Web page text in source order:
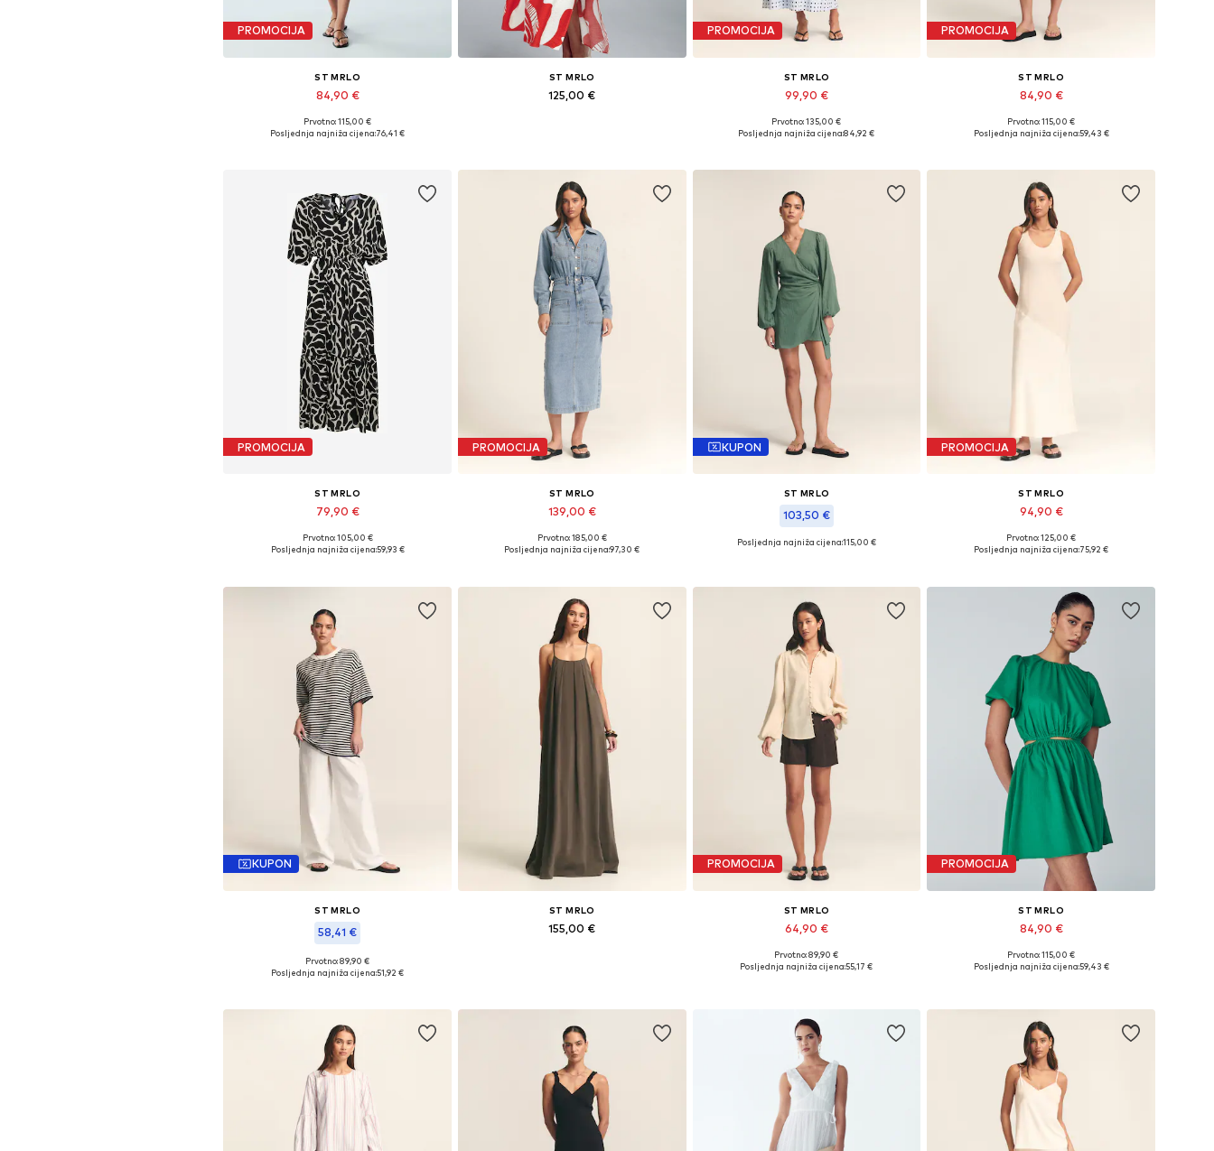
PROMOCIJA
ST MRLO
84,90 €
Dostupne veličine: 36, 38, 40, 44
Prvotno: 115,00 €
Posljednja najniža cijena:76,41 €
ST MRLO
125,00 €
PROMOCIJA
ST MRLO
99,90 €
Dostupne veličine: 34, 36, 38, 40, 46
Prvotno: 135,00 €
Posljednja najniža cijena:84,92 €
PROMOCIJA
ST MRLO
84,90 €
Dostupne veličine: XS, S, M, L, XXXL
Prvotno: 115,00 €
Posljednja najniža cijena:59,43 €
PROMOCIJA
ST MRLO
79,90 €
Dostupne veličine: 34, 38, 40, 42, 44, 46
Prvotno: 105,00 €
Posljednja najniža cijena:59,93 €
PROMOCIJA
ST MRLO
139,00 €
Dostupne veličine: 34, 36, 38, 40, 42, 44
Prvotno: 185,00 €
Posljednja najniža cijena:97,30 €
KUPON
ST MRLO
103,50 €
Dostupne veličine: 36, 38, 40, 42
Posljednja najniža cijena:115,00 €
PROMOCIJA
ST MRLO
94,90 €
Dostupno u više veličina
Prvotno: 125,00 €
Posljednja najniža cijena:75,92 €
KUPON
ST MRLO
58,41 €
Dostupne veličine: S, M, L
Prvotno: 89,90 €
Posljednja najniža cijena:51,92 €
ST MRLO
155,00 €
PROMOCIJA
ST MRLO
64,90 €
Dostupne veličine: XS, S, M, L
Prvotno: 89,90 €
Posljednja najniža cijena:55,17 €
PROMOCIJA
ST MRLO
84,90 €
Dostupne veličine: 34, 36, 38, 40
Prvotno: 115,00 €
Posljednja najniža cijena:59,43 €